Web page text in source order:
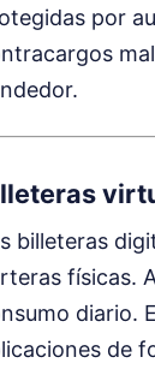
por
billeteras
físicas.
diario.
de